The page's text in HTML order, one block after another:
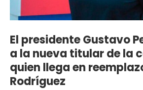
El presidente Gustavo
a la nueva titular de la
quien llega en
Rodríguez